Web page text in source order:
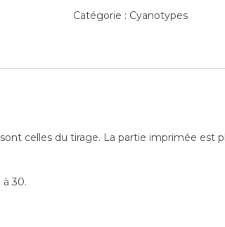
Tree
Catégorie : Cyanotypes
celles du tirage. La partie imprimée
30.